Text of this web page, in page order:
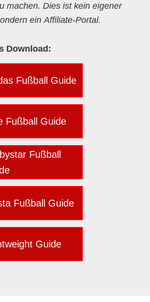
machen. Dies ist kein eigener
ein Affiliate-Portal.
Download:
Fußball Guide
Fußball Guide
Fußball
Fußball Guide
Guide